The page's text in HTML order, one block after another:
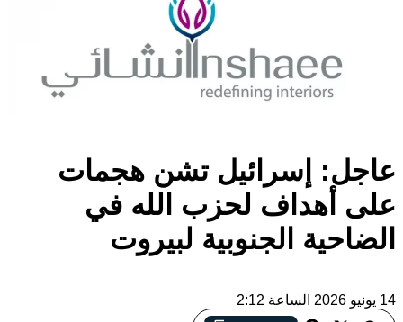
عاجل: إسرائيل تشن هجمات
على أهداف لحزب الله في
الضاحية الجنوبية لبيروت
14 يونيو 2026 الساعة 2:12